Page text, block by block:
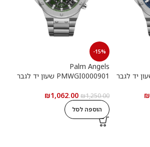
₪
-15%
Palm Angels
PMWGI0000901 שעון יד לגבר
₪1,250.00
₪1,062.00
הוספה לסל